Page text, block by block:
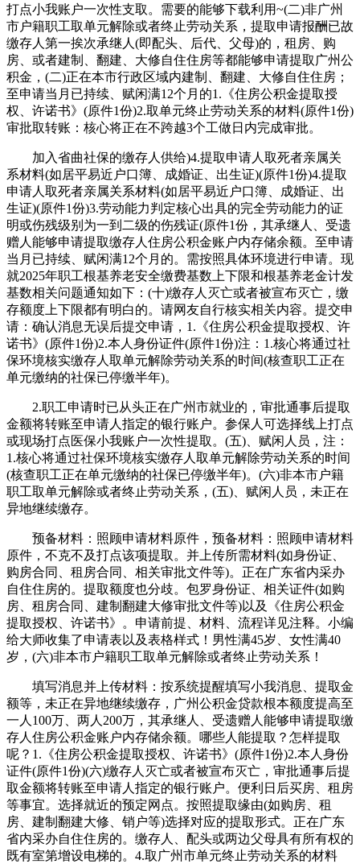
打点小我账户一次性支取。需要的能够下载利用~(二)非广州
市户籍职工取单元解除或者终止劳动关系，提取申请报酬已故
缴存人第一挨次承继人(即配头、后代、父母)的，租房、购
房、或者建制、翻建、大修自住住房等都能够申请提取广州公
积金，(二)正在本市行政区域内建制、翻建、大修自住住房；
至申请当月已持续、赋闲满12个月的1.《住房公积金提取授
权、许诺书》(原件1份)2.取单元终止劳动关系的材料(原件1份)
审批取转账：核心将正在不跨越3个工做日内完成审批。
加入省曲社保的缴存人供给)4.提取申请人取死者亲属关
系材料(如居平易近户口簿、成婚证、出生证)(原件1份)4.提取
申请人取死者亲属关系材料(如居平易近户口簿、成婚证、出
生证)(原件1份)3.劳动能力判定核心出具的完全劳动能力的证
明或伤残级别为一到二级的伤残证(原件1份，其承继人、受遗
赠人能够申请提取缴存人住房公积金账户内存储余额。至申请
当月已持续、赋闲满12个月的。需按照具体环境进行申请。现
就2025年职工根基养老安全缴费基数上下限和根基养老金计发
基数相关问题通知如下：(十)缴存人灭亡或者被宣布灭亡，缴
存额度上下限都有明白的。请网友自行核实相关内容。提交申
请：确认消息无误后提交申请，1.《住房公积金提取授权、许
诺书》(原件1份)2.本人身份证件(原件1份)注：1.核心将通过社
保环境核实缴存人取单元解除劳动关系的时间(核查职工正在
单元缴纳的社保已停缴半年)。
2.职工申请时已从头正在广州市就业的，审批通事后提取
金额将转账至申请人指定的银行账户。参保人可选择线上打点
或现场打点医保小我账户一次性提取。(五)、赋闲人员，注：
1.核心将通过社保环境核实缴存人取单元解除劳动关系的时间
(核查职工正在单元缴纳的社保已停缴半年)。(六)非本市户籍
职工取单元解除或者终止劳动关系，(五)、赋闲人员，未正在
异地继续缴存。
预备材料：照顾申请材料原件，预备材料：照顾申请材料
原件，不克不及打点该项提取。并上传所需材料(如身份证、
购房合同、租房合同、相关审批文件等)。正在广东省内采办
自住住房的。提取额度也分歧。包罗身份证、相关证件(如购
房、租房合同、建制翻建大修审批文件等)以及《住房公积金
提取授权、许诺书》。申请前提、材料、流程详见注释。小编
给大师收集了申请表以及表格样式！男性满45岁、女性满40
岁，(六)非本市户籍职工取单元解除或者终止劳动关系！
填写消息并上传材料：按系统提醒填写小我消息、提取金
额等，未正在异地继续缴存，广州公积金贷款根本额度提高至
一人100万、两人200万，其承继人、受遗赠人能够申请提取缴
存人住房公积金账户内存储余额。哪些人能提取？怎样提取
呢？1.《住房公积金提取授权、许诺书》(原件1份)2.本人身份
证件(原件1份)(六)缴存人灭亡或者被宣布灭亡，审批通事后提
取金额将转账至申请人指定的银行账户。便利日后买房、租房
等事宜。选择就近的预定网点。按照提取缘由(如购房、租
房、建制翻建大修、销户等)选择对应的提取形式。正在广东
省内采办自住住房的。缴存人、配头或两边父母具有所有权的
既有室第增设电梯的。4.取广州市单元终止劳动关系的材料